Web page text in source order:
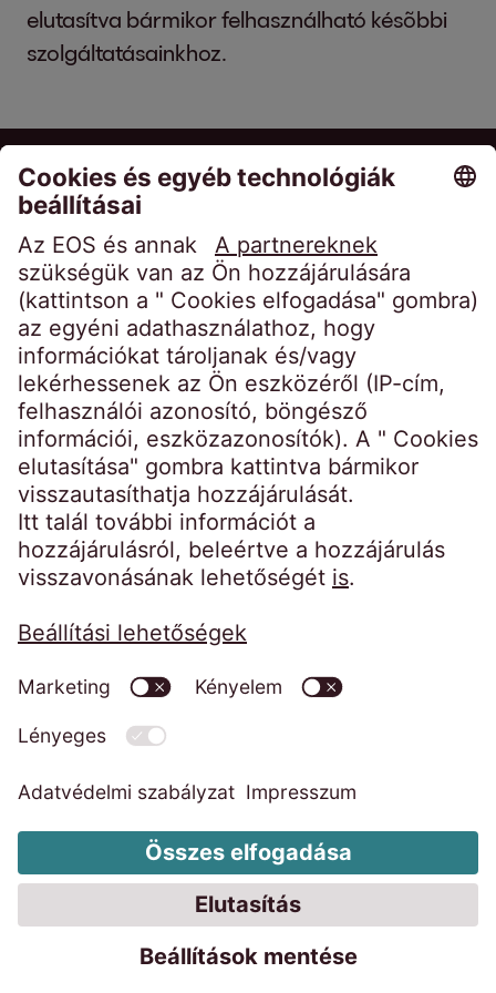
elutasítva bármikor felhasználható késõbbi
szolgáltatásainkhoz.
EOS Holding GmbH
Steindamm 71
20099 Hamburg
Germany
crossborder@eos-solutions.com
Impresszum Adatvédelmi szabályzat
Code of Conduct Visszaélés bejelentő rendszer
A cookie-k módosítása